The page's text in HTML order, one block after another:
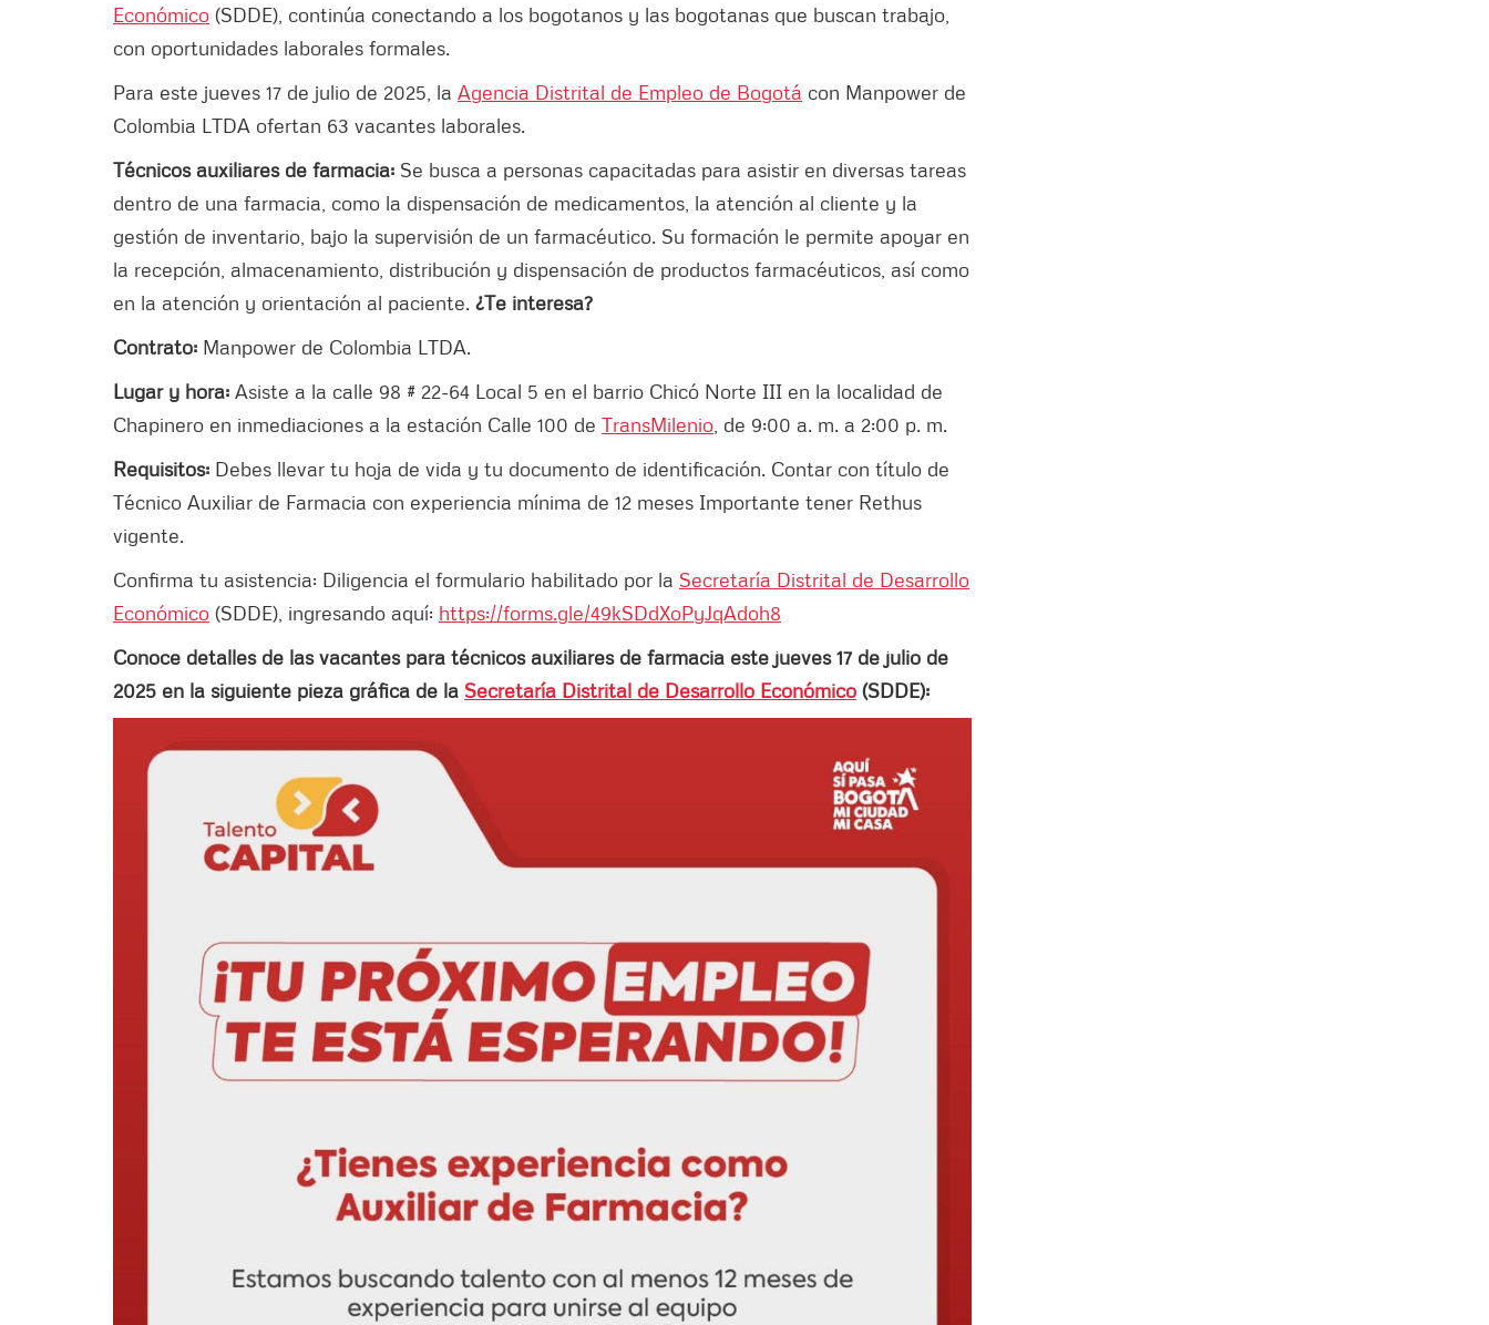
Económico (SDDE), continúa conectando a los bogotanos y las bogotanas que buscan trabajo,
con oportunidades laborales formales.
Para este jueves 17 de julio de 2025, la Agencia Distrital de Empleo de Bogotá con Manpower de
Colombia LTDA ofertan 63 vacantes laborales.
Técnicos auxiliares de farmacia: Se busca a personas capacitadas para asistir en diversas tareas
dentro de una farmacia, como la dispensación de medicamentos, la atención al cliente y la
gestión de inventario, bajo la supervisión de un farmacéutico. Su formación le permite apoyar en
la recepción, almacenamiento, distribución y dispensación de productos farmacéuticos, así como
en la atención y orientación al paciente. ¿Te interesa?
Contrato: Manpower de Colombia LTDA.
Lugar y hora: Asiste a la calle 98 # 22-64 Local 5 en el barrio Chicó Norte III en la localidad de
Chapinero en inmediaciones a la estación Calle 100 de TransMilenio de 9:00 a. m. a 2:00 p. m.
Requisitos: Debes llevar tu hoja de vida y tu documento de identificación. Contar con título de
Técnico Auxiliar de Farmacia con experiencia mínima de 12 meses Importante tener Rethus
vigente.
Confirma tu asistencia: Diligencia el formulario habilitado por la Secretaría Distrital de Desarrollo
Económico (SDDE), ingresando aquí: https://forms.gle/49kSDdXoPyJqAdoh8
Conoce detalles de las vacantes para técnicos auxiliares de farmacia este jueves 17 de julio de
2025 en la siguiente pieza gráfica de la Secretaría Distrital de Desarrollo Económico (SDDE):